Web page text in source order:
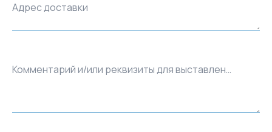
Адрес доставки
Комментарий и/или реквизиты для выставления счёта